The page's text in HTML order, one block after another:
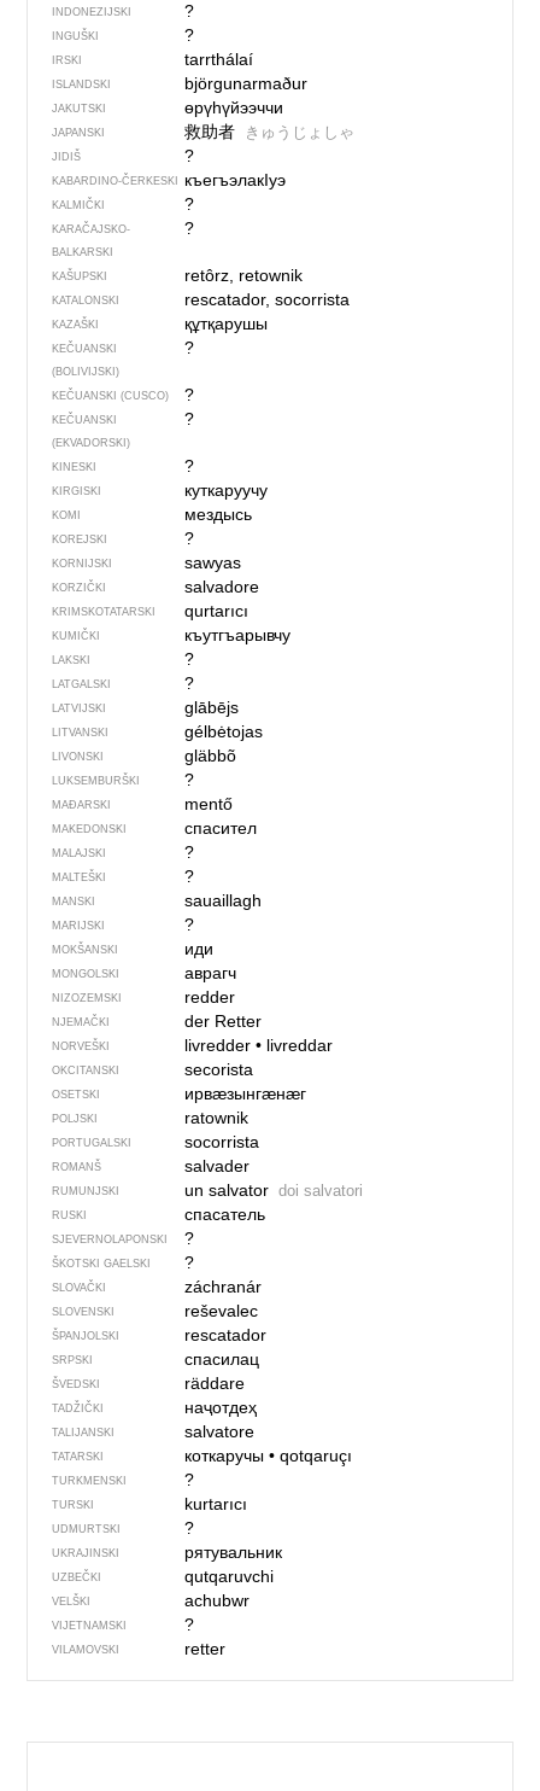
INDONEZIJSKI ?
INGUŠKI ?
IRSKI tarrthálaí
ISLANDSKI björgunarmaður
JAKUTSKI өрүһүйээччи
JAPANSKI 救助者 きゅうじょしゃ
JIDIŠ ?
KABARDINO-ČERKESKI къегъэлакIуэ
KALMIČKI ?
KARAČAJSKO-
BALKARSKI
?
KAŠUPSKI retôrz, retownik
KATALONSKI rescatador, socorrista
KAZAŠKI құтқарушы
KEČUANSKI
(BOLIVIJSKI)
?
KEČUANSKI (CUSCO) ?
KEČUANSKI
(EKVADORSKI)
?
KINESKI ?
KIRGISKI куткаруучу
KOMI мездысь
KOREJSKI ?
KORNIJSKI sawyas
KORZIČKI salvadore
KRIMSKOTATARSKI qurtarıcı
KUMIČKI къутгъарывчу
LAKSKI ?
LATGALSKI ?
LATVIJSKI glābējs
LITVANSKI gélbėtojas
LIVONSKI gläbbõ
LUKSEMBURŠKI ?
MAĐARSKI mentő
MAKEDONSKI спасител
MALAJSKI ?
MALTEŠKI ?
MANSKI sauaillagh
MARIJSKI ?
MOKŠANSKI иди
MONGOLSKI аврагч
NIZOZEMSKI redder
NJEMAČKI der Retter
NORVEŠKI livredder• livreddar
OKCITANSKI secorista
OSETSKI ирвӕзынгӕнӕг
POLJSKI ratownik
PORTUGALSKI socorrista
ROMANŠ salvader
RUMUNJSKI un salvator doi salvatori
RUSKI спасатель
SJEVER­NO­LA­PONSKI ?
ŠKOTSKI GAELSKI ?
SLOVAČKI záchranár
SLOVENSKI reševalec
ŠPANJOLSKI rescatador
SRPSKI спасилац
ŠVEDSKI räddare
TADŽIČKI наҷотдеҳ
TALIJANSKI salvatore
TATARSKI коткаручы• qotqaruçı
TURKMENSKI ?
TURSKI kurtarıcı
UDMURTSKI ?
UKRAJINSKI рятувальник
UZBEČKI qutqaruvchi
VELŠKI achubwr
VIJETNAMSKI ?
VILAMOVSKI retter